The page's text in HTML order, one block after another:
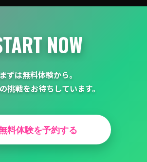
NOW
まずは無料体験から。
挑戦をお待ちしています。
料体験を予約する